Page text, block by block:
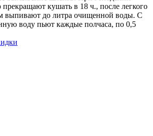
кушать в 18 ч., после легкого
выпивают до литра очищенной воды. С
воду пьют каждые полчаса, по 0,5